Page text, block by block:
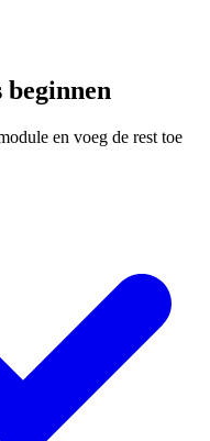
en voeg de rest toe